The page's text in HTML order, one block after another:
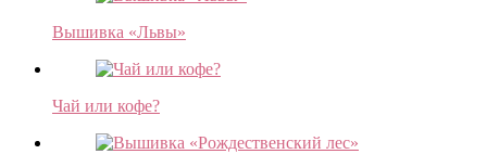
Вышивка «Львы»
Чай или кофе?